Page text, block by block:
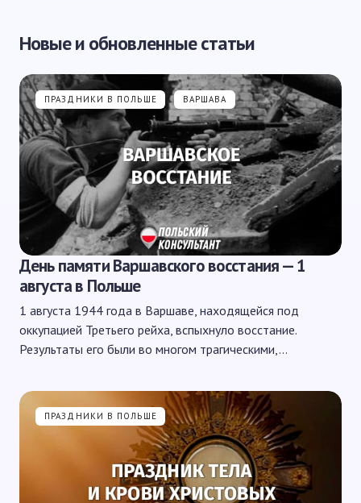
Новые и обновленные статьи
ПРАЗДНИКИ В ПОЛЬШЕ ВАРШАВА
День памяти Варшавского восстания — 1
августа в Польше
1 августа 1944 года в Варшаве, находящейся под
оккупацией Третьего рейха, вспыхнуло восстание.
Результаты его были во многом трагическими,…
ПРАЗДНИКИ В ПОЛЬШЕ